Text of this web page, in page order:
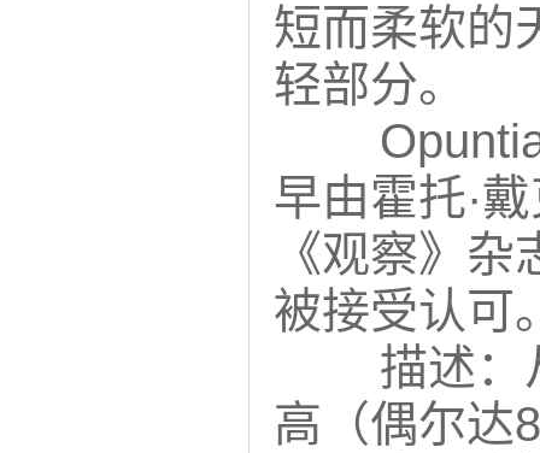
短而柔软的
轻部分。
早由霍托·
《观察》
被接受认可
描述：
高（偶尔达